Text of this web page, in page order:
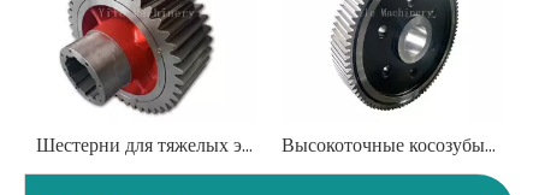
Шестерни для тяжелых экскаваторов | Компоненты главной передачи и поворотной передачи Высокоточные косозубые передачи для промышленных коробок передач